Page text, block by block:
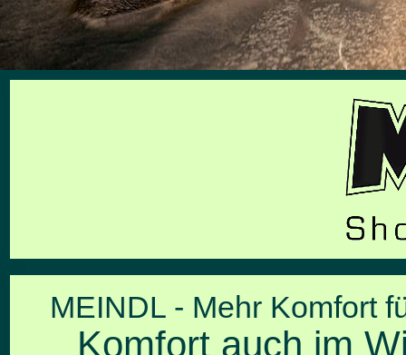
MEINDL - Mehr Komfort
Komfort auch im